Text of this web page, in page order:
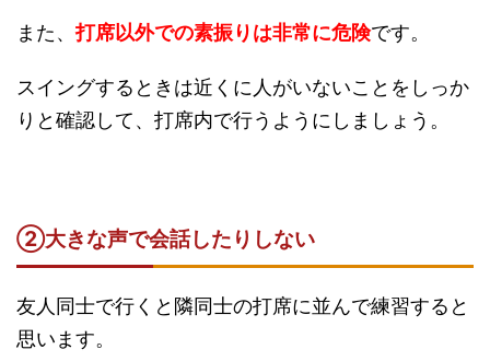
また、打席以外での素振りは非常に危険です。
スイングするときは近くに人がいないことをしっか
りと確認して、打席内で行うようにしましょう。
②大きな声で会話したりしない
友人同士で行くと隣同士の打席に並んで練習すると
思います。